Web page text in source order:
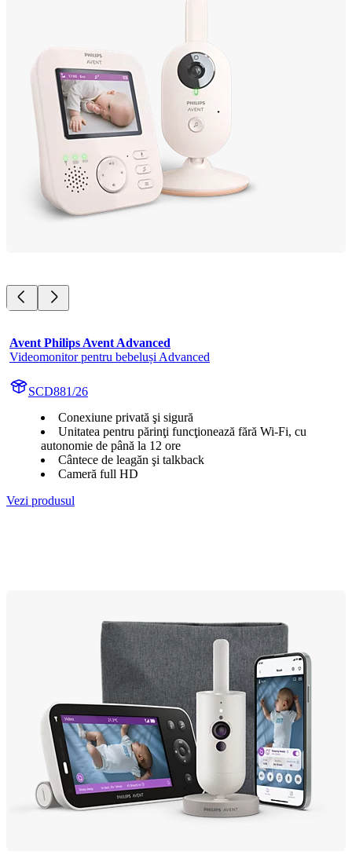
Avent Philips Avent Advanced
Videomonitor pentru bebeluși Advanced
SCD881/26
Conexiune privată şi sigură
Unitatea pentru părinţi funcţionează fără Wi-Fi, cu
autonomie de până la 12 ore
Cântece de leagăn şi talkback
Cameră full HD
Vezi produsul